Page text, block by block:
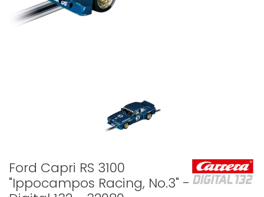
Ford Capri RS 3100
"Ippocampos Racing, No.3" -